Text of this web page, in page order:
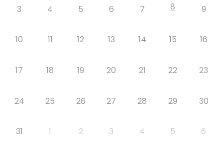
3 4 5 6 7 8 9
10 11 12 13 14 15 16
17 18 19 20 21 22 23
24 25 26 27 28 29 30
31 1 2 3 4 5 6